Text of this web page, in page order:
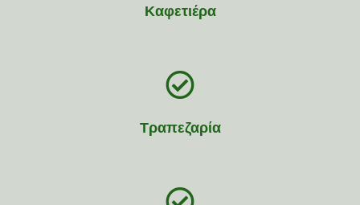
Καφετιέρα
Τραπεζαρία